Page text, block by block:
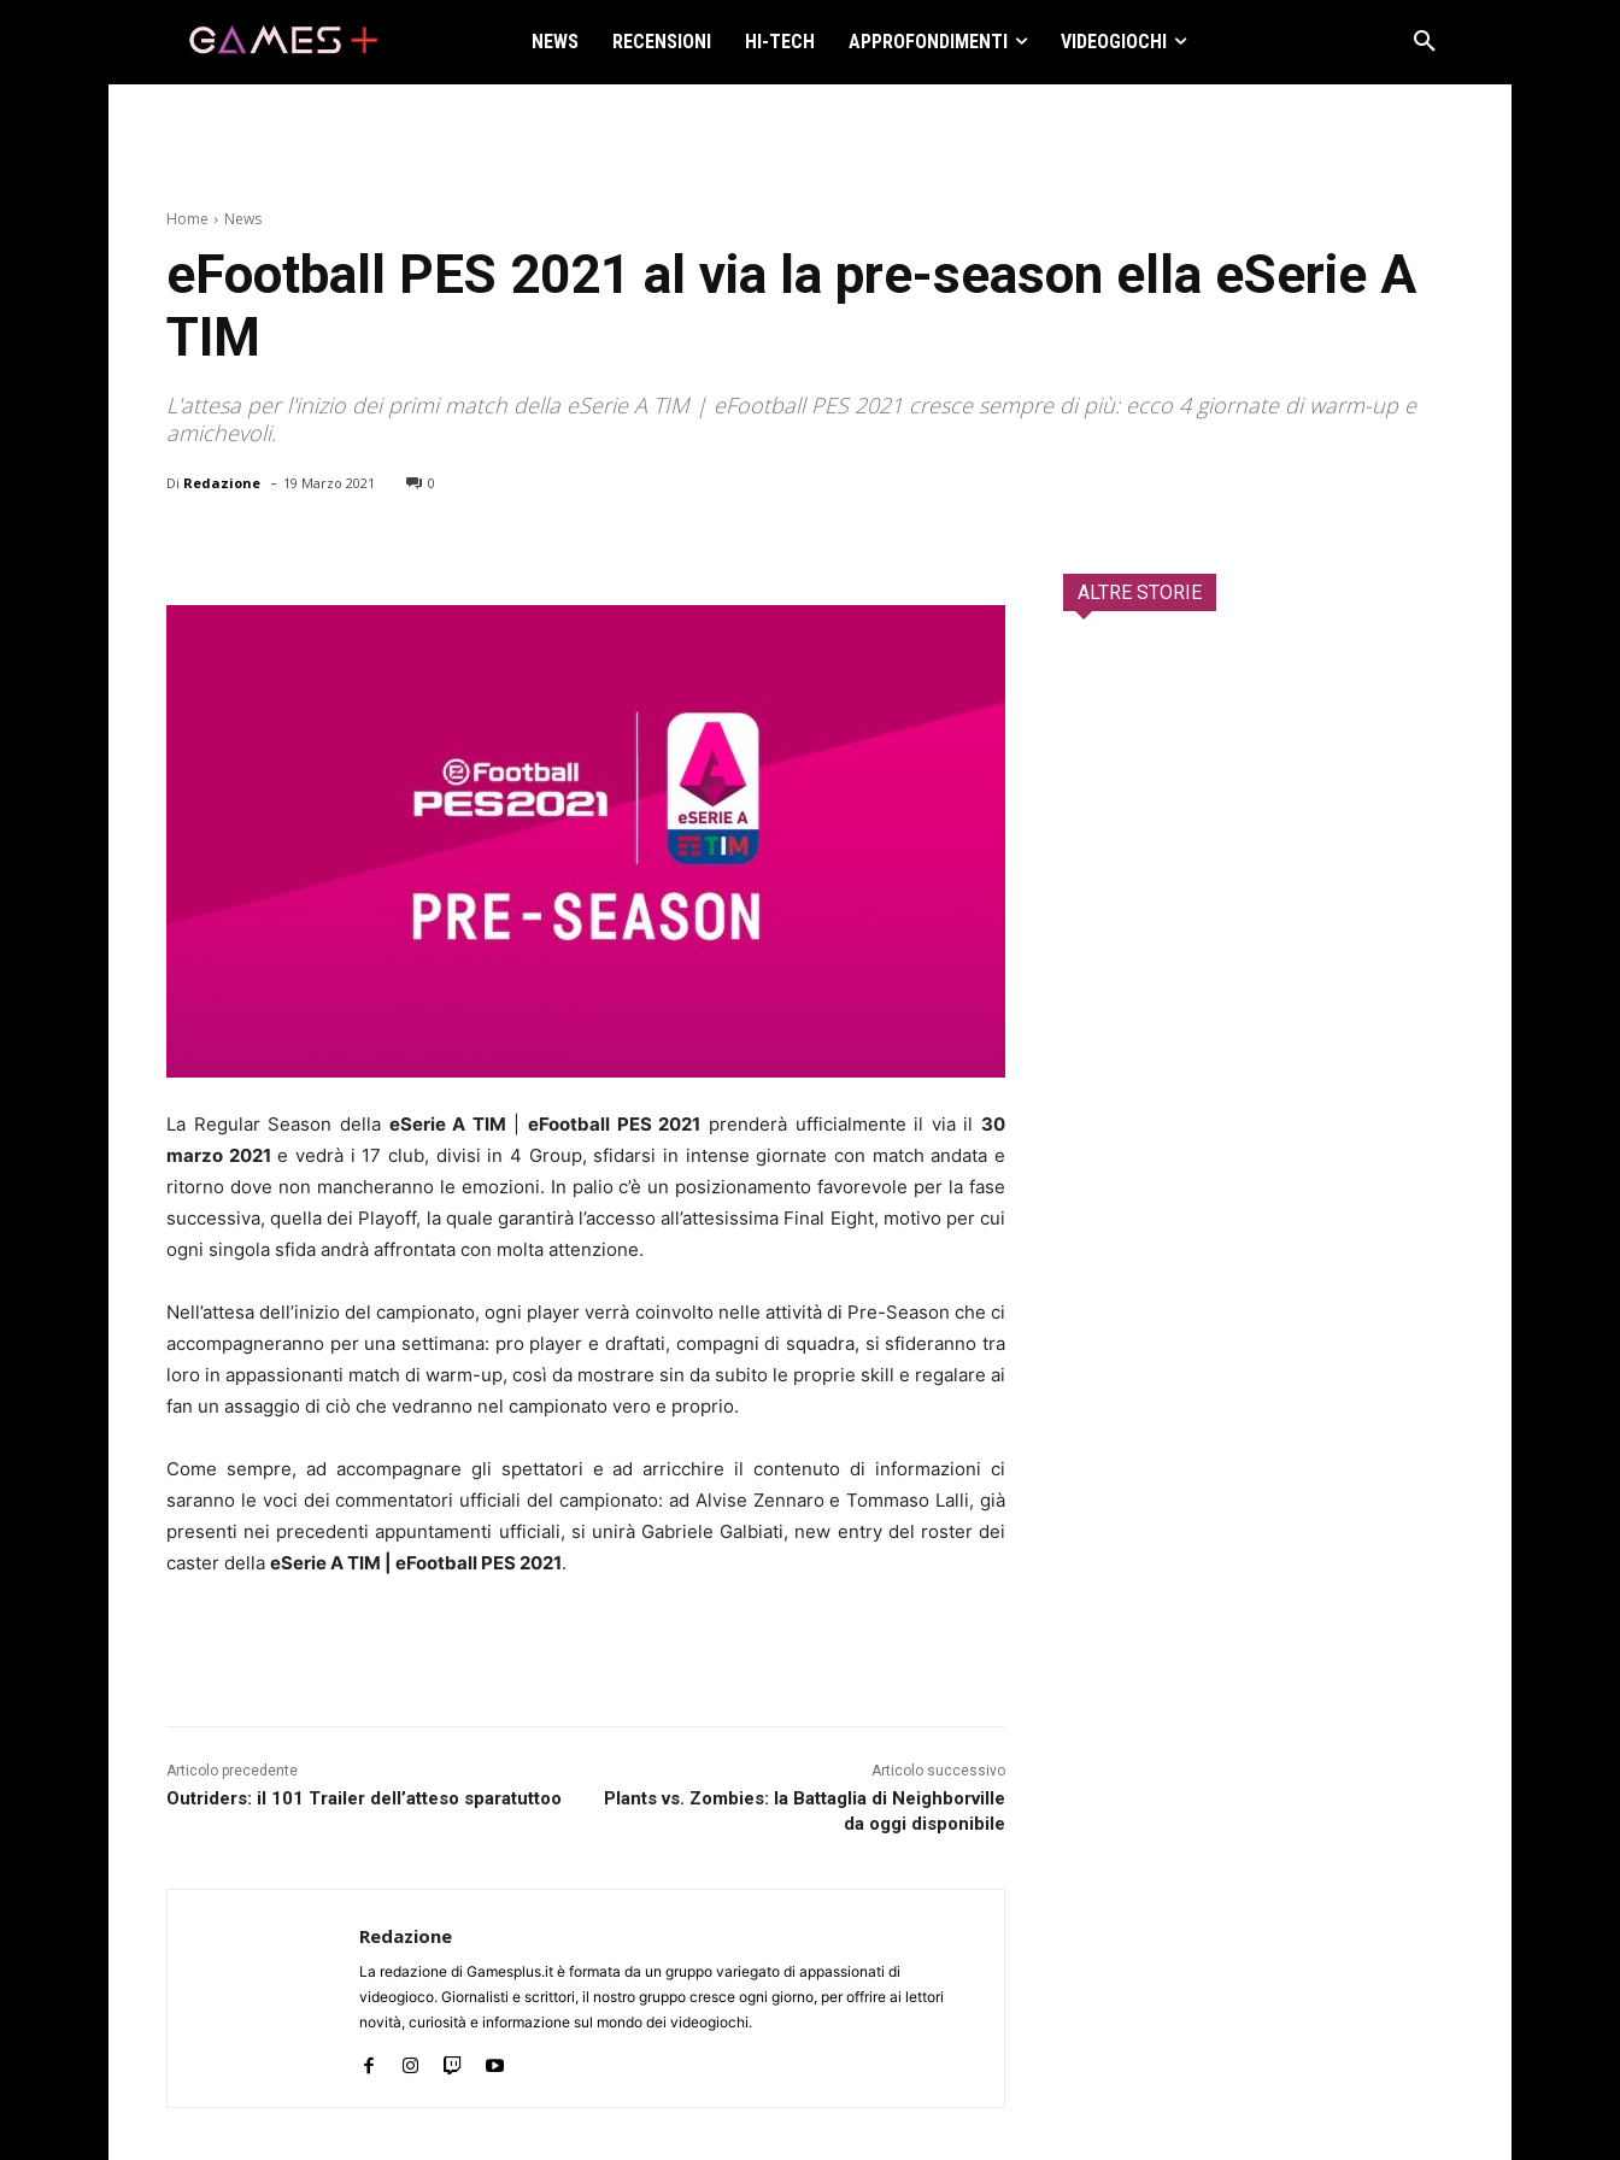
NEWS RECENSIONI HI-TECH APPROFONDIMENTI VIDEOGIOCHI
Home News
eFootball PES 2021 al via la pre-season ella eSerie A
TIM
L'attesa per l'inizio dei primi match della eSerie A TIM | eFootball PES 2021 cresce sempre di più: ecco 4 giornate di warm-up e
amichevoli.
Di Redazione - 19 Marzo 2021 0
La Regular Season della eSerie A TIM eFootball PES 2021 prenderà ufficialmente il via il 30
marzo 2021 e vedrà i 17 club, divisi in 4 Group, sfidarsi in intense giornate con match andata e
ritorno dove non mancheranno le emozioni. In palio c’è un posizionamento favorevole per la fase
successiva, quella dei Playoff, la quale garantirà l’accesso all’attesissima Final Eight, motivo per cui
ogni singola sfida andrà affrontata con molta attenzione.
Nell’attesa dell’inizio del campionato, ogni player verrà coinvolto nelle attività di Pre-Season che ci
accompagneranno per una settimana: pro player e draftati, compagni di squadra, si sfideranno tra
loro in appassionanti match di warm-up, così da mostrare sin da subito le proprie skill e regalare ai
fan un assaggio di ciò che vedranno nel campionato vero e proprio.
Come sempre, ad accompagnare gli spettatori e ad arricchire il contenuto di informazioni ci
saranno le voci dei commentatori ufficiali del campionato: ad Alvise Zennaro e Tommaso Lalli, già
presenti nei precedenti appuntamenti ufficiali, si unirà Gabriele Galbiati, new entry del roster dei
caster della eSerie A TIM | eFootball PES 2021.
Articolo precedente
Outriders: il 101 Trailer dell’atteso sparatuttoo
Articolo successivo
Plants vs. Zombies: la Battaglia di Neighborville
da oggi disponibile
Redazione
La redazione di Gamesplus.it è formata da un gruppo variegato di appassionati di
videogioco. Giornalisti e scrittori, il nostro gruppo cresce ogni giorno, per offrire ai lettori
novità, curiosità e informazione sul mondo dei videogiochi.
ALTRE STORIE